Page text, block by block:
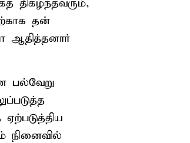
திகழ்ந்தவரும்,
தன்
ஆதித்தனார்
பல்வேறு
நினைவில்